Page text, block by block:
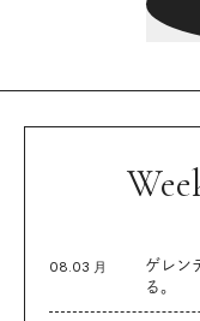
08.03 月
ゲレン
る。